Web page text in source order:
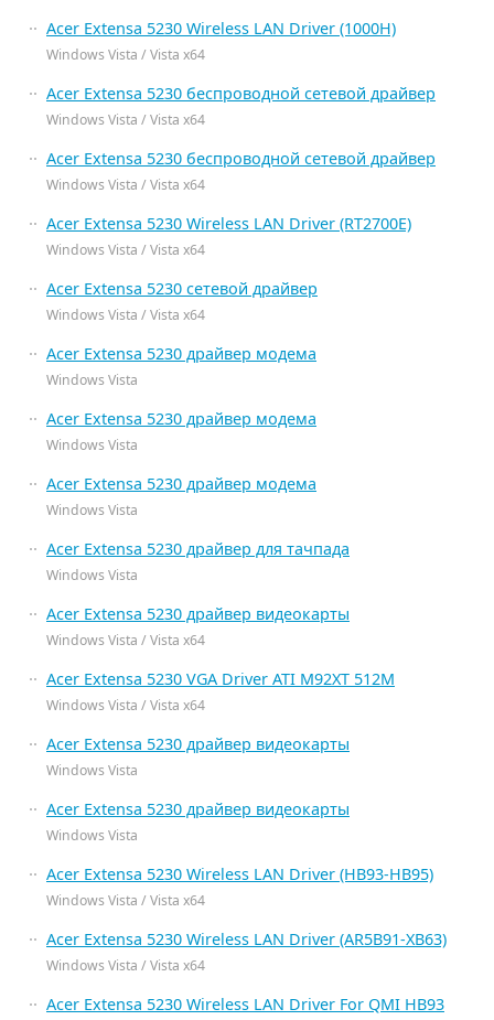
Acer Extensa 5230 Wireless LAN Driver (1000H)
Windows Vista / Vista x64
Acer Extensa 5230 беспроводной сетевой драйвер
Windows Vista / Vista x64
Acer Extensa 5230 беспроводной сетевой драйвер
Windows Vista / Vista x64
Acer Extensa 5230 Wireless LAN Driver (RT2700E)
Windows Vista / Vista x64
Acer Extensa 5230 сетевой драйвер
Windows Vista / Vista x64
Acer Extensa 5230 драйвер модема
Windows Vista
Acer Extensa 5230 драйвер модема
Windows Vista
Acer Extensa 5230 драйвер модема
Windows Vista
Acer Extensa 5230 драйвер для тачпада
Windows Vista
Acer Extensa 5230 драйвер видеокарты
Windows Vista / Vista x64
Acer Extensa 5230 VGA Driver ATI M92XT 512M
Windows Vista / Vista x64
Acer Extensa 5230 драйвер видеокарты
Windows Vista
Acer Extensa 5230 драйвер видеокарты
Windows Vista
Acer Extensa 5230 Wireless LAN Driver (HB93-HB95)
Windows Vista / Vista x64
Acer Extensa 5230 Wireless LAN Driver (AR5B91-XB63)
Windows Vista / Vista x64
Acer Extensa 5230 Wireless LAN Driver For QMI HB93